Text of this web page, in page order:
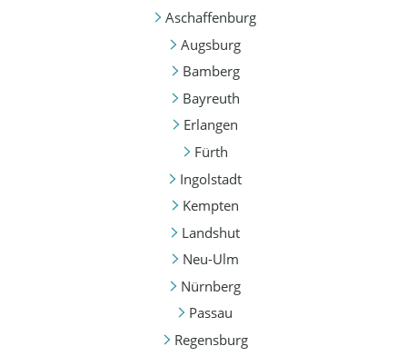
Aschaffenburg
Augsburg
Bamberg
Bayreuth
Erlangen
Fürth
Ingolstadt
Kempten
Landshut
Neu-Ulm
Nürnberg
Passau
Regensburg